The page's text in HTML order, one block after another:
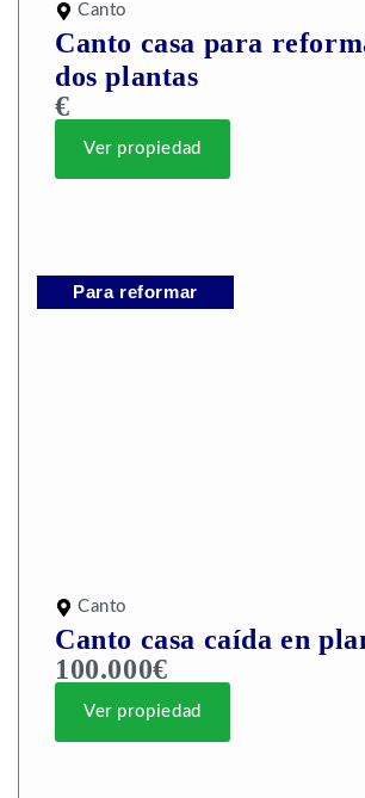
Canto
Canto casa para
dos plantas
€
Ver propiedad
Para reformar
Canto
Canto casa caída en
100.000€
Ver propiedad